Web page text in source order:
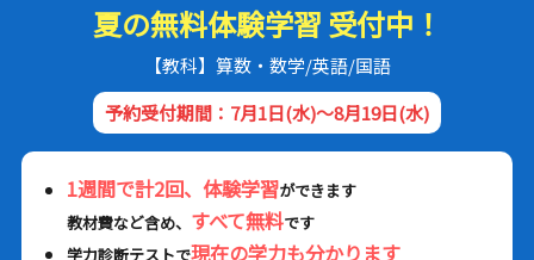
夏の無料体験学習 受付中！
【教科】算数・数学/英語/国語
予約受付期間：7月1日(水)～8月19日(水)
1週間で計2回、体験学習ができます
教材費など含め、 すべて無料です
学力診断テストで現在の学力も分かります